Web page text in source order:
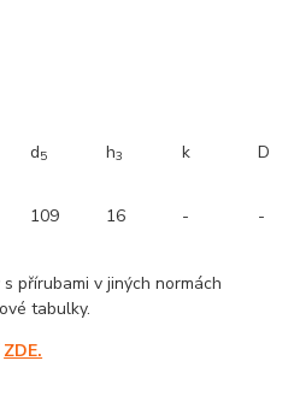
d5 h3 k D
109 16 - -
přírubami v jiných normách
tabulky.
ZDE.